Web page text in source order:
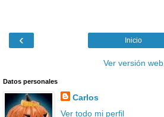
‹ Inicio
Ver versión web
Datos personales
Carlos
Ver todo mi perfil